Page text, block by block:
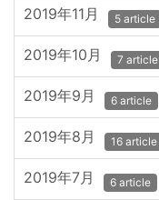
2019年11月 5 article
2019年10月 7 article
2019年9月 6 article
2019年8月 16 article
2019年7月 6 article